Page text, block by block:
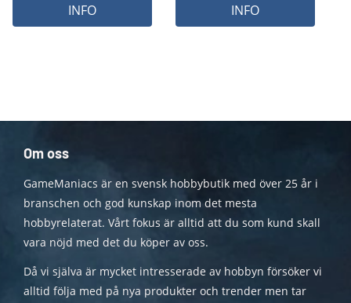
INFO INFO
Om oss
GameManiacs är en svensk hobbybutik med över 25 år i
branschen och god kunskap inom det mesta
hobbyrelaterat. Vårt fokus är alltid att du som kund skall
vara nöjd med det du köper av oss.
Då vi själva är mycket intresserade av hobbyn försöker vi
alltid följa med på nya produkter och trender men tar